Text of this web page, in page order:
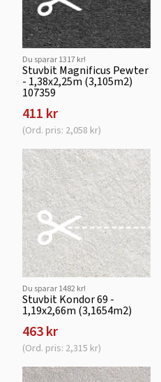
Du sparar 1317 kr!
Stuvbit Magnificus Pewter
- 1,38x2,25m (3,105m2)
107359
411 kr
(Ord. pris: 2,058 kr)
Du sparar 1482 kr!
Stuvbit Kondor 69 -
1,19x2,66m (3,1654m2)
463 kr
(Ord. pris: 2,315 kr)